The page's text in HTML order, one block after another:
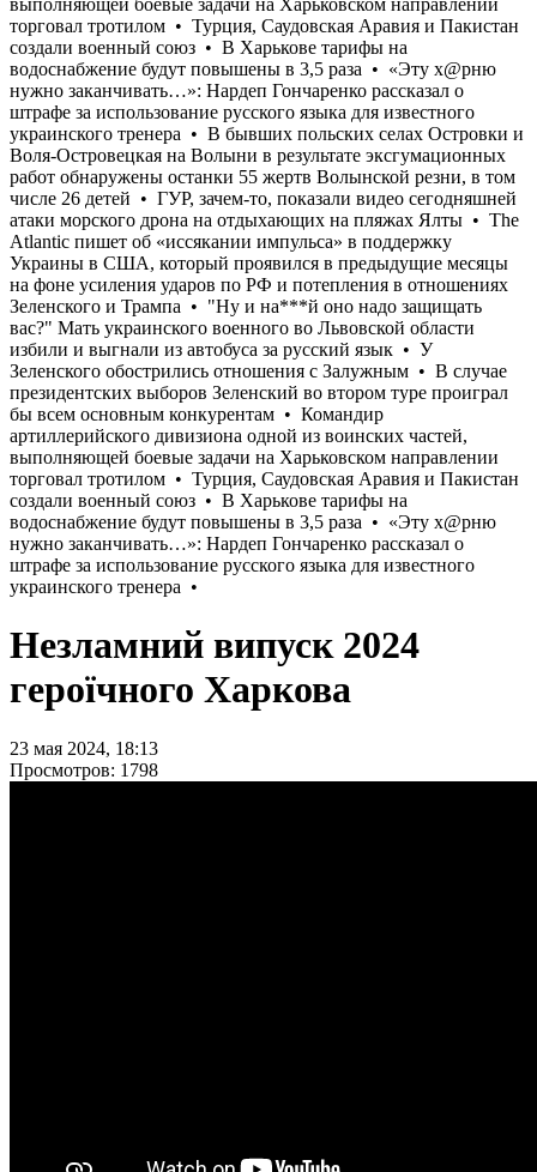
Незламний випуск 2024
героїчного Харкова
23 мая 2024, 18:13
Просмотров: 1798